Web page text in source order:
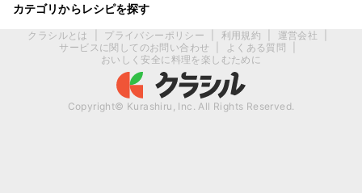
カテゴリからレシピを探す
クラシルとは プライバシーポリシー 利用規約 運営会社
サービスに関してのお問い合わせ
よくある質問
おいしく安全に料理を楽しむために
Copyright© Kurashiru, Inc. All Rights Reserved.